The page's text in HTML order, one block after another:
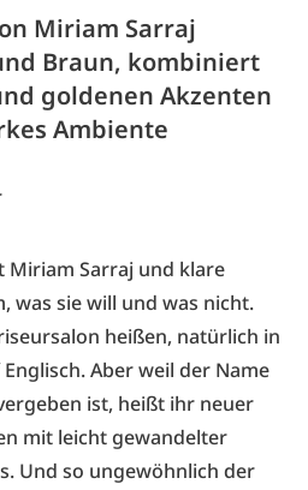
Miriam Sarraj
Braun, kombiniert
goldenen Akzenten
Ambiente
Miriam Sarraj und klare
was sie will und was nicht.
heißen, natürlich in
Aber weil der Name
ist, heißt ihr neuer
mit leicht gewandelter
Und so ungewöhnlich der